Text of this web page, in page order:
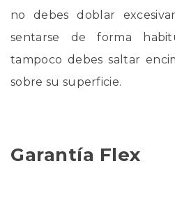
no debes doblar
sentarse de forma
tampoco debes saltar
sobre su superficie.
Garantía Flex